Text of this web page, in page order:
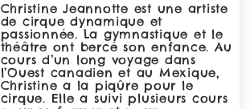
Christine Jeannotte est une artiste
de cirque dynamique et
passionnée. La gymnastique et le
théâtre ont bercé son enfance. Au
cours d’un long voyage dans
l’Ouest canadien et au Mexique,
Christine a la piqûre pour le
cirque. Elle a suivi plusieurs cours